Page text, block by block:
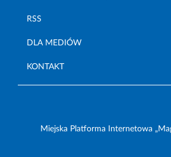
RSS
DLA MEDIÓW
KONTAKT
Miejska Platforma Internetowa